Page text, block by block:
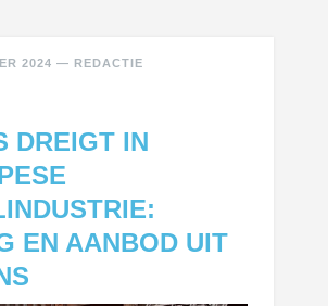
2024 — REDACTIE
DREIGT IN
EN AANBOD UIT